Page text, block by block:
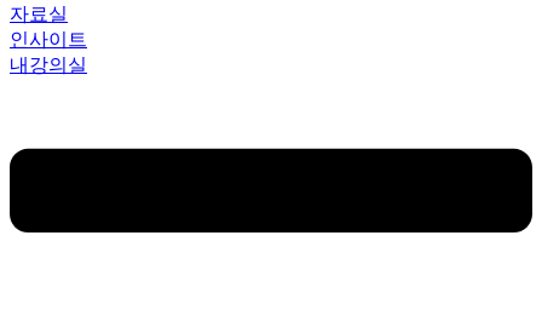
자료실
인사이트
내강의실